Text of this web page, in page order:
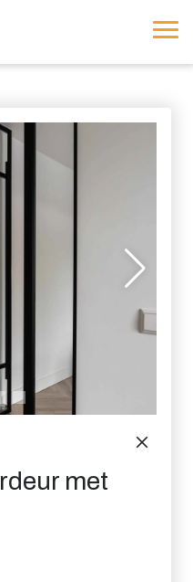
met